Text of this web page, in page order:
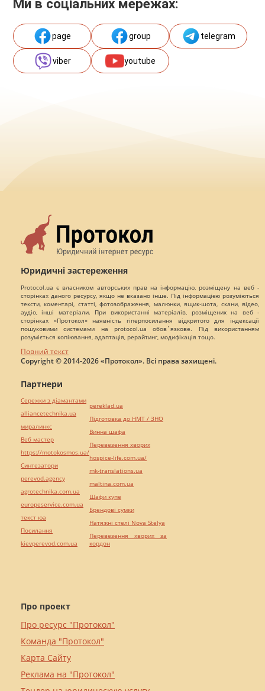
Ми в соціальних мережах:
page group telegram
viber youtube
Юридичні застереження
Protocol.ua є власником авторських прав на інформацію, розміщену на веб -
сторінках даного ресурсу, якщо не вказано інше. Під інформацією розуміються
тексти, коментарі, статті, фотозображення, малюнки, ящик-шота, скани, відео,
аудіо, інші матеріали. При використанні матеріалів, розміщених на веб -
сторінках «Протокол» наявність гіперпосилання відкритого для індексації
пошуковими системами на protocol.ua обов`язкове. Під використанням
розуміється копіювання, адаптація, рерайтинг, модифікація тощо.
Повний текст
Copyright © 2014-2026 «Протокол». Всі права захищені.
Про проект
Про ресурс "Протокол"
Команда "Протокол"
Карта Сайту
Реклама на "Протокол"
Партнери
Сережки з діамантами
alliancetechnika.ua
миралинкс
Веб мастер
https://motokosmos.ua/
Синтезатори
perevod.agency
agrotechnika.com.ua
europeservice.com.ua
текст юа
Посилання
kievperevod.com.ua
pereklad.ua
Підготовка до НМТ / ЗНО
Винна шафа
Перевезення хворих
hospice-life.com.ua/
mk-translations.ua
maltina.com.ua
Шафи купе
Брендові сумки
Натяжні стелі Nova Stelya
Перевезення хворих за
кордон